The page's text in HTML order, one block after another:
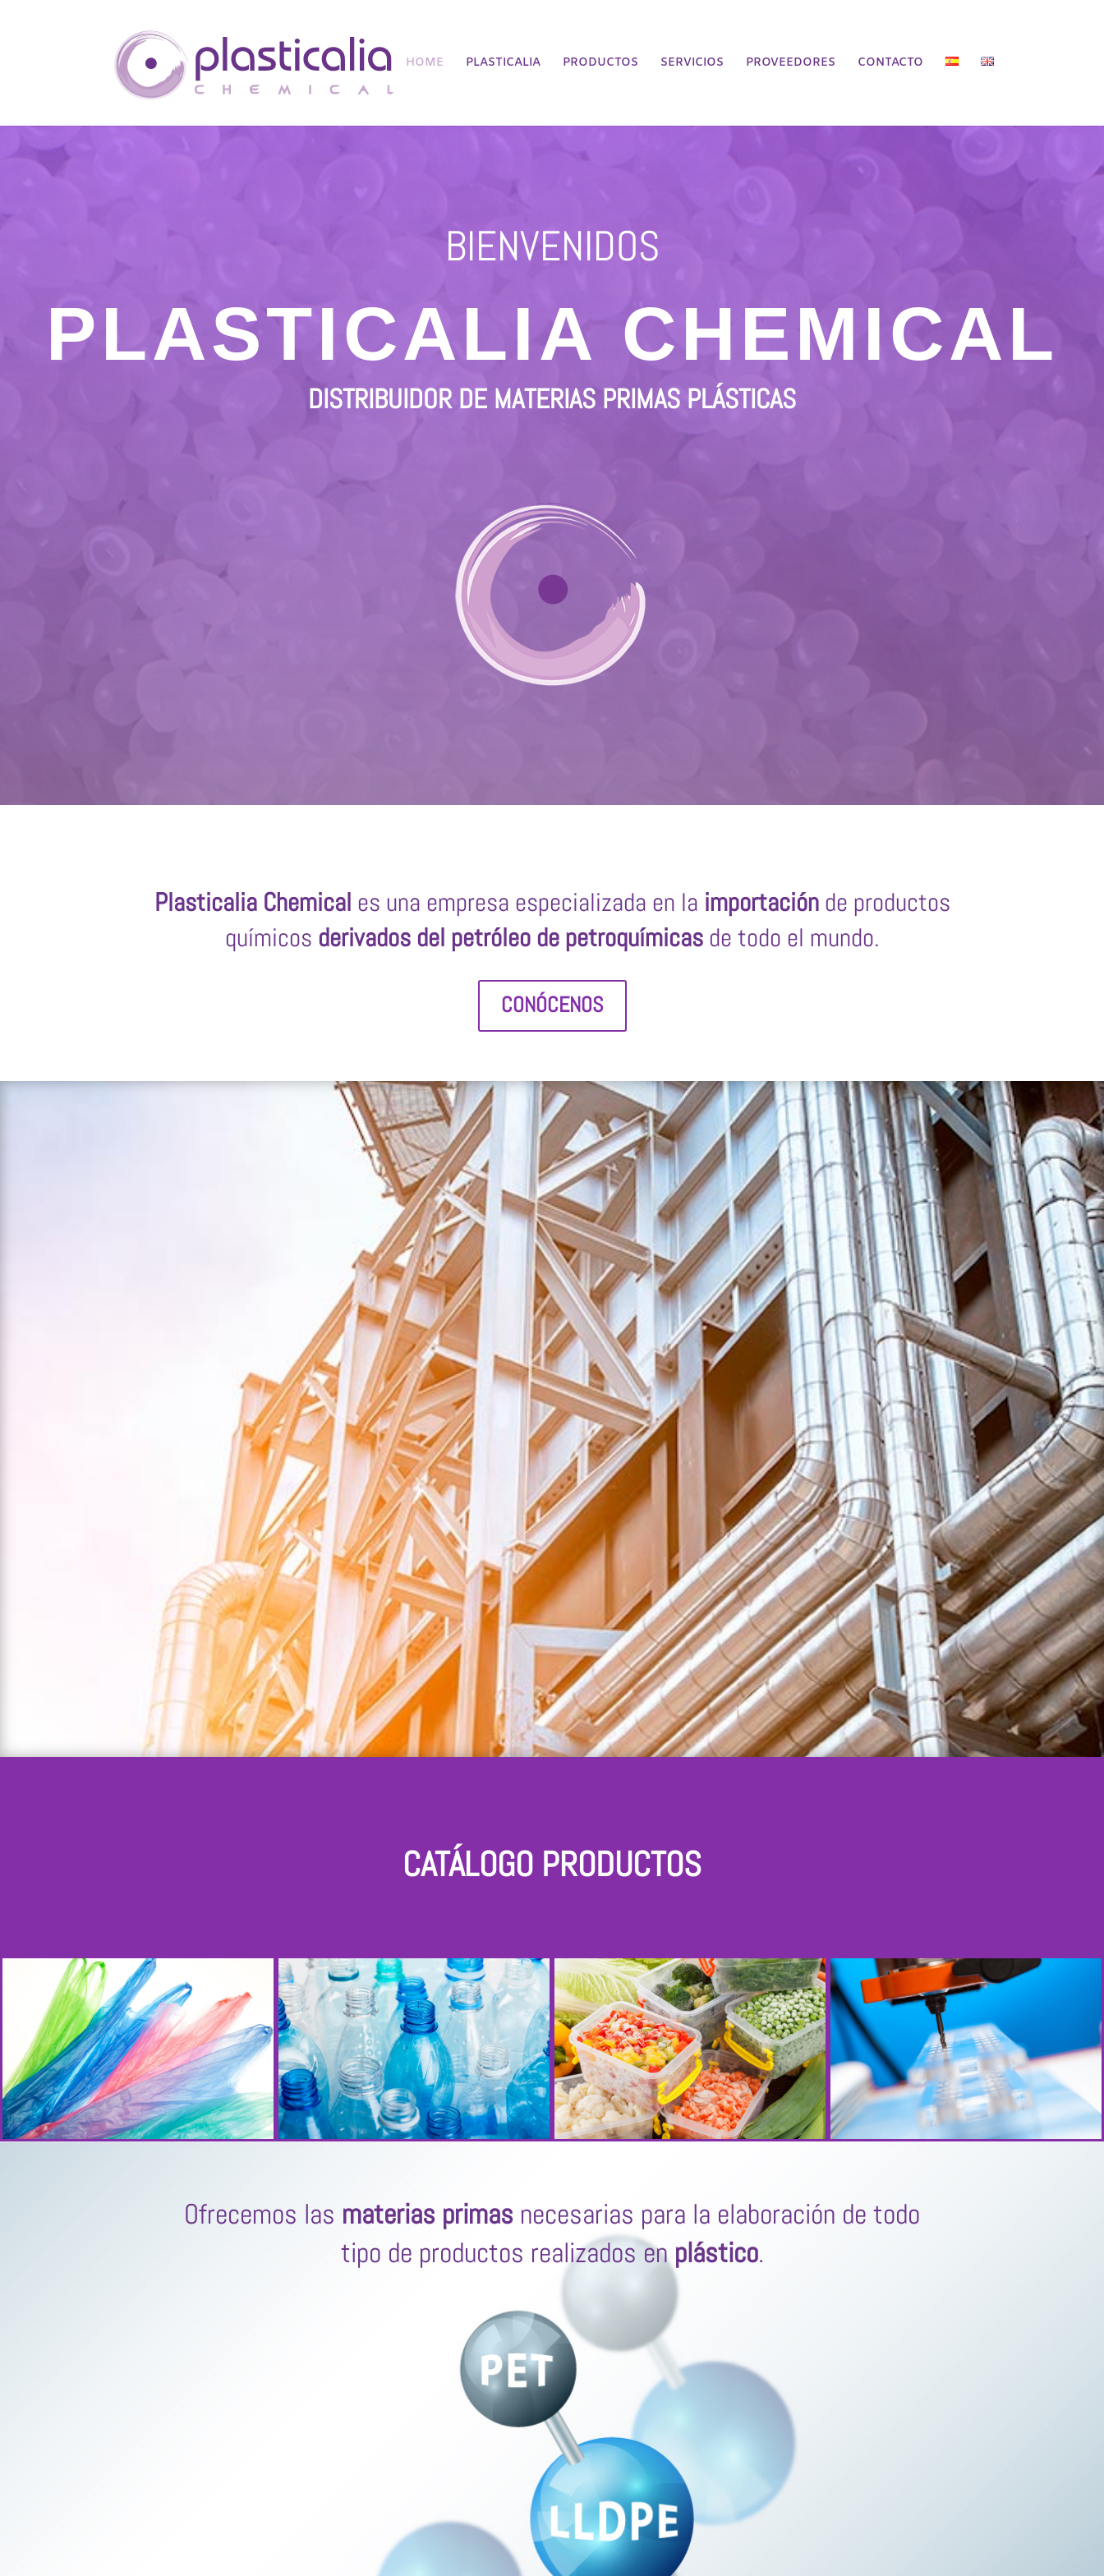
HOME PLASTICALIA PRODUCTOS SERVICIOS PROVEEDORES CONTACTO
BIENVENIDOS
PLASTICALIA CHEMICAL
DISTRIBUIDOR DE MATERIAS PRIMAS PLÁSTICAS
Plasticalia Chemical es una empresa especializada en la importaciónde productos
químicos derivados del petróleo de petroquímicasde todo el mundo.
CONÓCENOS
CATÁLOGO PRODUCTOS
Ofrecemos las materias primas necesarias para la elaboración de todo
tipo de productos realizados enplástico.